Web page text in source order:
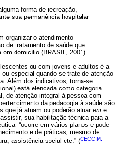
forma de recreação,
sua permanência hospitalar
organizar o atendimento
de tratamento de saúde que
em domicílio (BRASIL, 2001).
ou com jovens e adultos é a
especial quando se trate de atenção
Além dos indicativos, torna-se
está elencada como categoria
de atenção integral à pessoa com
da pedagogia à saúde são
que já atuam ou poderão atuar em e
sua habilitação técnica para a
“ocorre em vários planos e pode
e de práticas, mesmo de
assistência social etc.” (CECCIM,